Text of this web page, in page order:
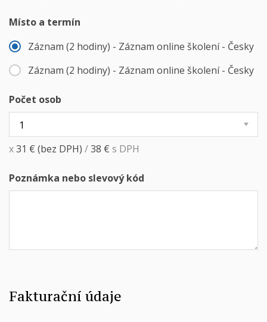
Místo a termín
Záznam (2 hodiny) - Záznam online školení - Česky
Záznam (2 hodiny) - Záznam online školení - Česky
Počet osob
x31 € (bez DPH) /38 € s DPH
Poznámka nebo slevový kód
Fakturační údaje